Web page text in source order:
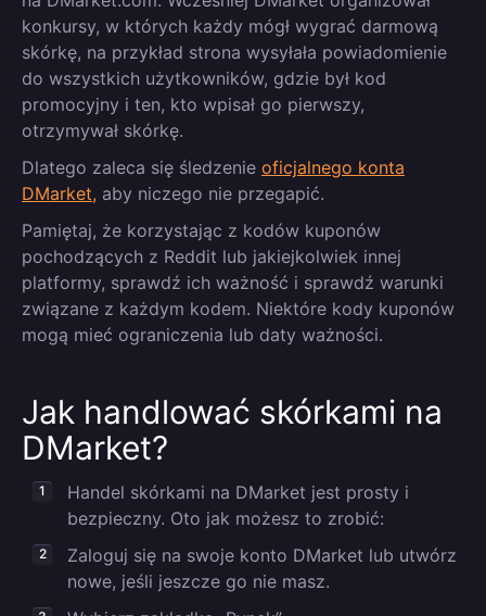
konkursy, w których każdy mógł wygrać darmową
skórkę, na przykład strona wysyłała powiadomienie
do wszystkich użytkowników, gdzie był kod
promocyjny i ten, kto wpisał go pierwszy,
otrzymywał skórkę.
Dlatego zaleca się śledzenie oficjalnego konta
DMarket, aby niczego nie przegapić.
Pamiętaj, że korzystając z kodów kuponów
pochodzących z Reddit lub jakiejkolwiek innej
platformy, sprawdź ich ważność i sprawdź warunki
związane z każdym kodem. Niektóre kody kuponów
mogą mieć ograniczenia lub daty ważności.
Jak handlować skórkami na
DMarket?
Handel skórkami na DMarket jest prosty i
bezpieczny. Oto jak możesz to zrobić:
Zaloguj się na swoje konto DMarket lub utwórz
nowe, jeśli jeszcze go nie masz.